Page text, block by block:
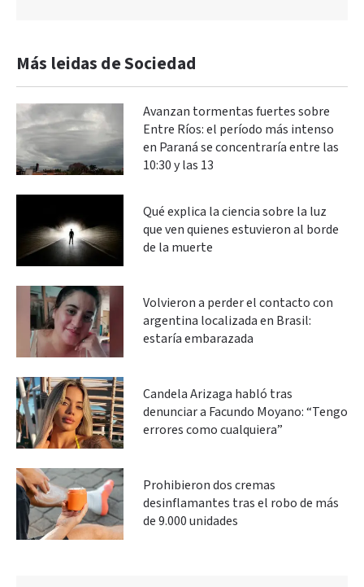
Más leidas de Sociedad
Avanzan tormentas fuertes sobre
Entre Ríos: el período más intenso
en Paraná se concentraría entre las
10:30 y las 13
Qué explica la ciencia sobre la luz
que ven quienes estuvieron al borde
de la muerte
Volvieron a perder el contacto con
argentina localizada en Brasil:
estaría embarazada
Candela Arizaga habló tras
denunciar a Facundo Moyano: “Tengo
errores como cualquiera”
Prohibieron dos cremas
desinflamantes tras el robo de más
de 9.000 unidades